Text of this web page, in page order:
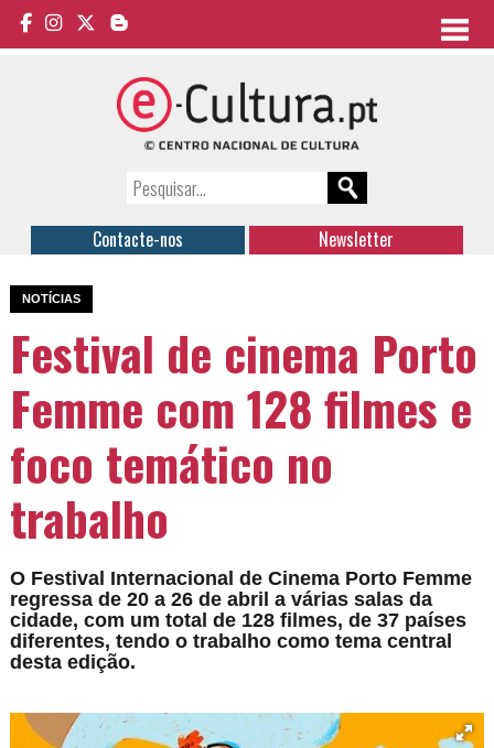
Contacte-nos Newsletter
NOTÍCIAS
Festival de cinema Porto
Femme com 128 filmes e
foco temático no
trabalho
O Festival Internacional de Cinema Porto Femme
regressa de 20 a 26 de abril a várias salas da
cidade, com um total de 128 filmes, de 37 países
diferentes, tendo o trabalho como tema central
desta edição.